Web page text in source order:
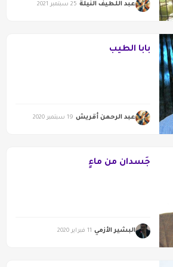
عبد اللطيف النيلة 25 سبتمبر 2021
بابا الطيب
عبد الرحمن أقريش 19 سبتمبر 2020
جَسدان من ماءٍ
البشير الأزمي 11 فبراير 2020